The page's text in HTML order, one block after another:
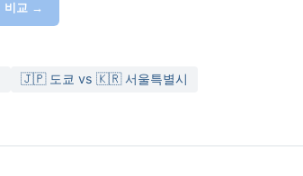
비교 →
🇯🇵 도쿄 vs 🇰🇷 서울특별시